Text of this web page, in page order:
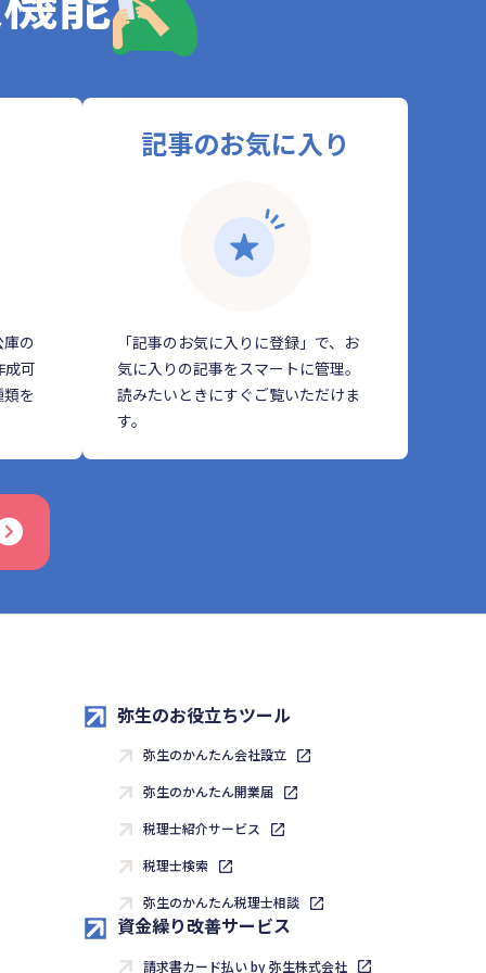
の
成可
を
記事のお気に入り
「記事のお気に入りに登録」で、お
気に入りの記事をスマートに管理。
読みたいときにすぐご覧いただけま
す。
弥生のお役立ちツール
弥生のかんたん会社設立
弥生のかんたん開業届
税理士紹介サービス
税理士検索
弥生のかんたん税理士相談
資金繰り改善サービス
請求書カード払い by 弥生株式会社